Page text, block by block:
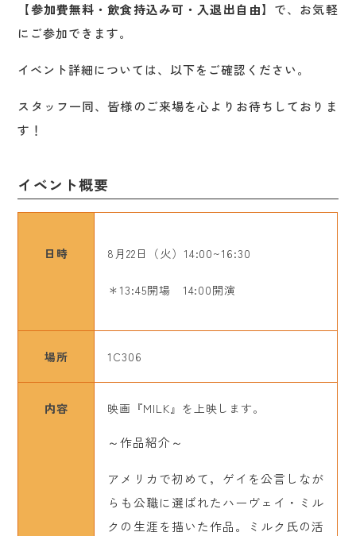
【参加費無料・飲食持込み可・入退出自由】 で、お気軽
にご参加できます。
イベント詳細については、以下をご確認ください。
スタッフ一同、皆様のご来場を心よりお待ちしておりま
す！
イベント概要
日時 8月22日（火）14:00~16:30
＊13:45開場 14:00開演
場所 1C306
内容 映画『MILK』を上映します。
～作品紹介～
アメリカで初めて，ゲイを公言しなが
らも公職に選ばれたハーヴェイ・ミル
クの生涯を描いた作品。ミルク氏の活